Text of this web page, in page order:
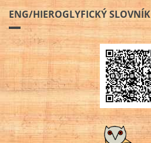
ENG/HIEROGLYFICKÝ SLOVNÍK